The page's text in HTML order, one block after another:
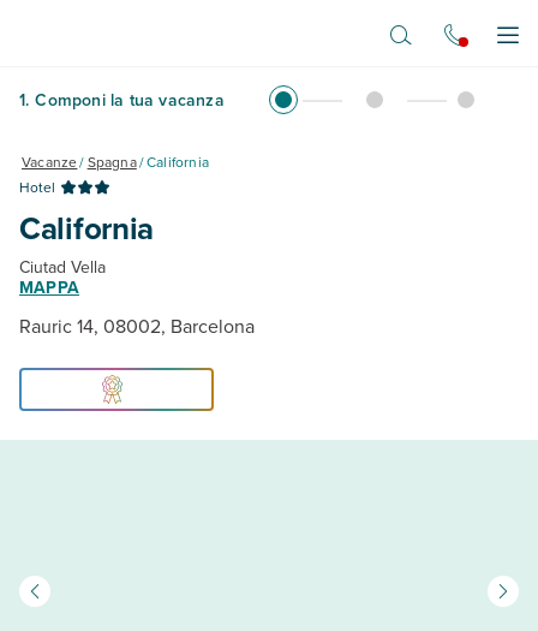
1. Componi la tua vacanza
Vacanze/Spagna/California
Hotel
California
Ciutad Vella
MAPPA
Rauric 14, 08002, Barcelona